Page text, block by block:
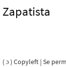
Zapatista
( ɔ ) Copyleft | Se